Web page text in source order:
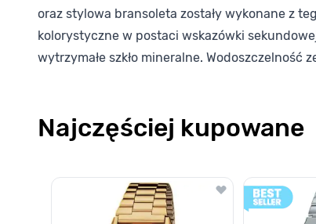
oraz stylowa bransoleta zostały wykonane z
kolorystyczne w postaci wskazówki
wytrzymałe szkło mineralne. Wodoszczelność
Najczęściej kupowane
Poruszanie się po elementach karuzeli jest możliwe
Naciśnij, aby pominąć karuzelę
Naciśnij, aby przejść do nawigacji karuzeli